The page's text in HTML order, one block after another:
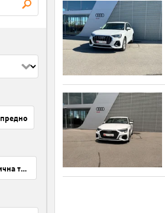
предно
Механична трансмисия